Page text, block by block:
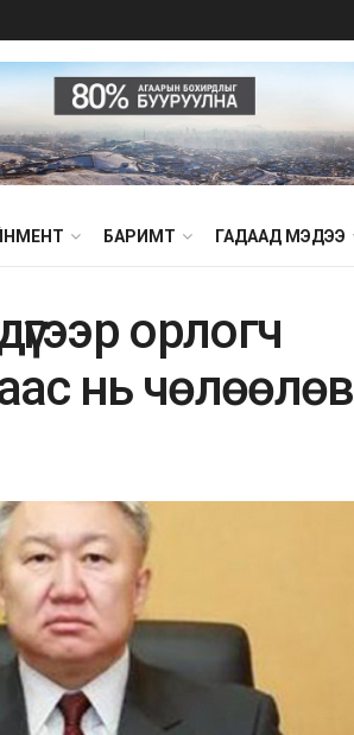
БАРИМТ ГАДААД МЭДЭЭ
орлогч
нь чөлөөлөв